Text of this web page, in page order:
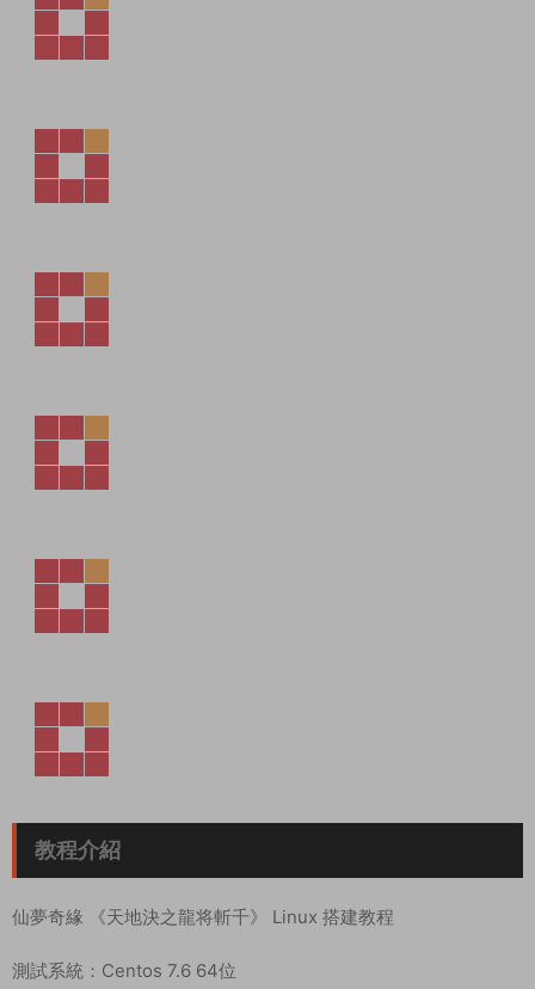
教程介紹
仙夢奇緣 《天地決之龍将斬千》 Linux 搭建教程
測試系統：Centos 7.6 64位